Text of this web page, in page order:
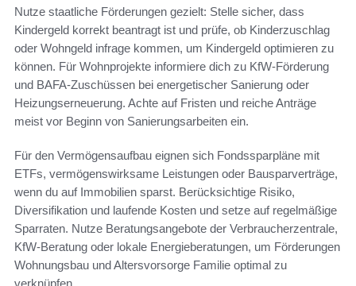
Nutze staatliche Förderungen gezielt: Stelle sicher, dass
Kindergeld korrekt beantragt ist und prüfe, ob Kinderzuschlag
oder Wohngeld infrage kommen, um Kindergeld optimieren zu
können. Für Wohnprojekte informiere dich zu KfW-Förderung
und BAFA-Zuschüssen bei energetischer Sanierung oder
Heizungserneuerung. Achte auf Fristen und reiche Anträge
meist vor Beginn von Sanierungsarbeiten ein.
Für den Vermögensaufbau eignen sich Fondssparpläne mit
ETFs, vermögenswirksame Leistungen oder Bausparverträge,
wenn du auf Immobilien sparst. Berücksichtige Risiko,
Diversifikation und laufende Kosten und setze auf regelmäßige
Sparraten. Nutze Beratungsangebote der Verbraucherzentrale,
KfW-Beratung oder lokale Energieberatungen, um Förderungen
Wohnungsbau und Altersvorsorge Familie optimal zu
verknüpfen.